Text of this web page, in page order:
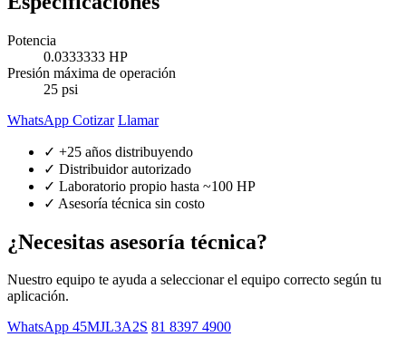
Potencia
0.0333333 HP
Presión máxima de operación
25 psi
WhatsApp Cotizar Llamar
✓ +25 años distribuyendo
✓ Distribuidor autorizado
✓ Laboratorio propio hasta ~100 HP
✓ Asesoría técnica sin costo
¿Necesitas asesoría técnica?
Nuestro equipo te ayuda a seleccionar el equipo correcto según tu
aplicación.
WhatsApp 45MJL3A2S 81 8397 4900